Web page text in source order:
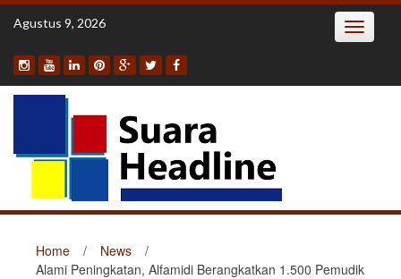
Skip
Agustus 9, 2026 Toggle
Home / News
/
Alami Peningkatan, Alfamidi Berangkatkan 1.500 Pemudik